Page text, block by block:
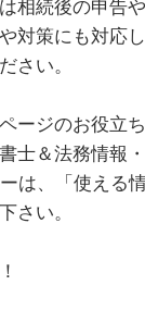
相続後の申告
対策にも対応
さい。
ージのお役立
士＆法務情報
は、「使える
さい。